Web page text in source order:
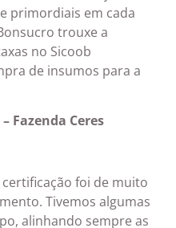
primordiais em cada
trouxe a
no Sicoob
de insumos para a
Fazenda Ceres
foi de muito
Tivemos algumas
alinhando sempre as